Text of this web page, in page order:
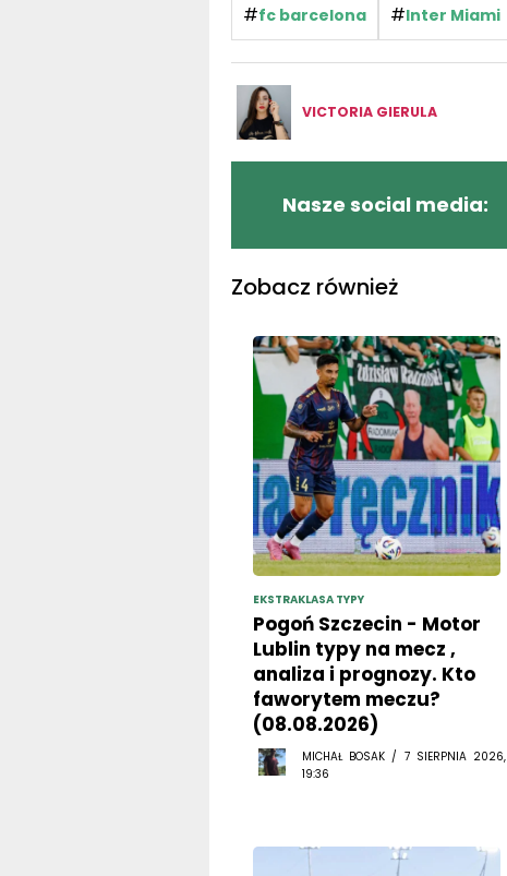
#fc barcelona #Inter Miami
VICTORIA GIERULA
Nasze social media:
Zobacz również
EKSTRAKLASA TYPY
Pogoń Szczecin - Motor
Lublin typy na mecz ,
analiza i prognozy. Kto
faworytem meczu?
(08.08.2026)
MICHAŁ BOSAK / 7 SIERPNIA 2026,
19:36